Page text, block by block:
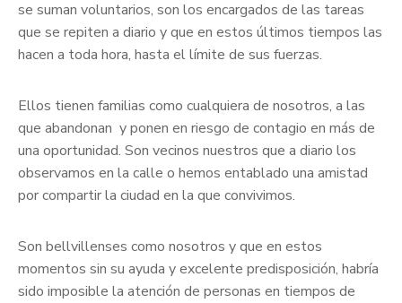
se suman voluntarios, son los encargados de las tareas
que se repiten a diario y que en estos últimos tiempos las
hacen a toda hora, hasta el límite de sus fuerzas.
Ellos tienen familias como cualquiera de nosotros, a las
que abandonan y ponen en riesgo de contagio en más de
una oportunidad. Son vecinos nuestros que a diario los
observamos en la calle o hemos entablado una amistad
por compartir la ciudad en la que convivimos.
Son bellvillenses como nosotros y que en estos
momentos sin su ayuda y excelente predisposición, habría
sido imposible la atención de personas en tiempos de